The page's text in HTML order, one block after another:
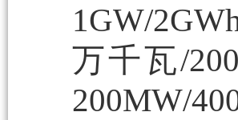
1GW/
万千瓦/
200MW/